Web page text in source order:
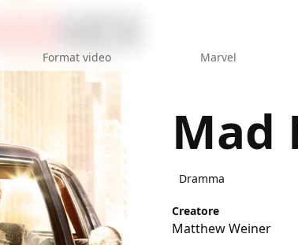
Format video Marvel
Mad Men Mad
Dramma
Creatore
Matthew Weiner